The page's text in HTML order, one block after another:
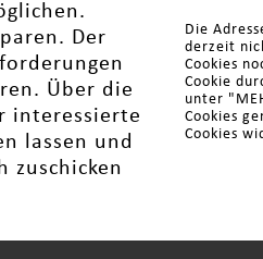
Der
Über die
interessierte
lassen und
zuschicken
Die
derzeit
Cookies
Cookie
unter
Cookies
Cookies